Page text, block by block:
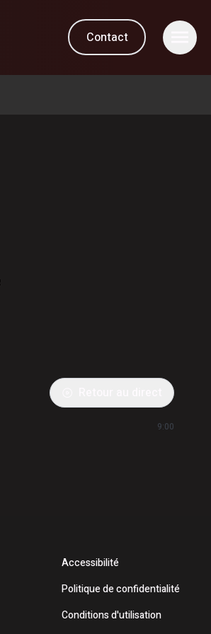
Contact
9:00
Accessibilité
Politique de confidentialité
Conditions d'utilisation